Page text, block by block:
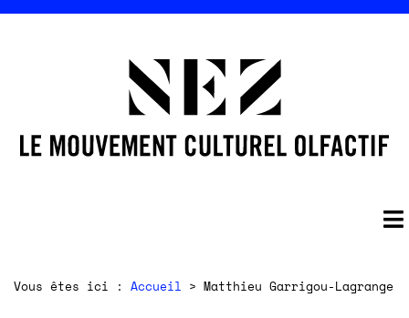
Vous êtes ici : Accueil > Matthieu Garrigou-Lagrange